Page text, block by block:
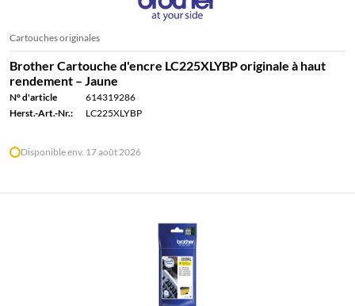
Cartouches originales
Brother Cartouche d'encre LC225XLYBP originale à haut
rendement – Jaune
N° d'article
614319286
Herst.-Art.-Nr.:
LC225XLYBP
Disponible env. 17 août 2026